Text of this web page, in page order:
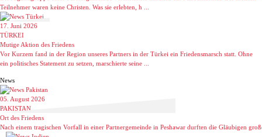
Teilnehmer waren keine Christen. Was sie erlebten, h ...
17. Juni 2026
TÜRKEI
Mutige Aktion des Friedens
Vor Kurzem fand in der Region unseres Partners in der Türkei ein Friedensmarsch statt. Ohne
ein politisches Statement zu setzen, marschierte seine ...
News
05. August 2026
PAKISTAN
Ort des Friedens
Nach einem tragischen Vorfall in einer Partnergemeinde in Peshawar durften die Gläubigen